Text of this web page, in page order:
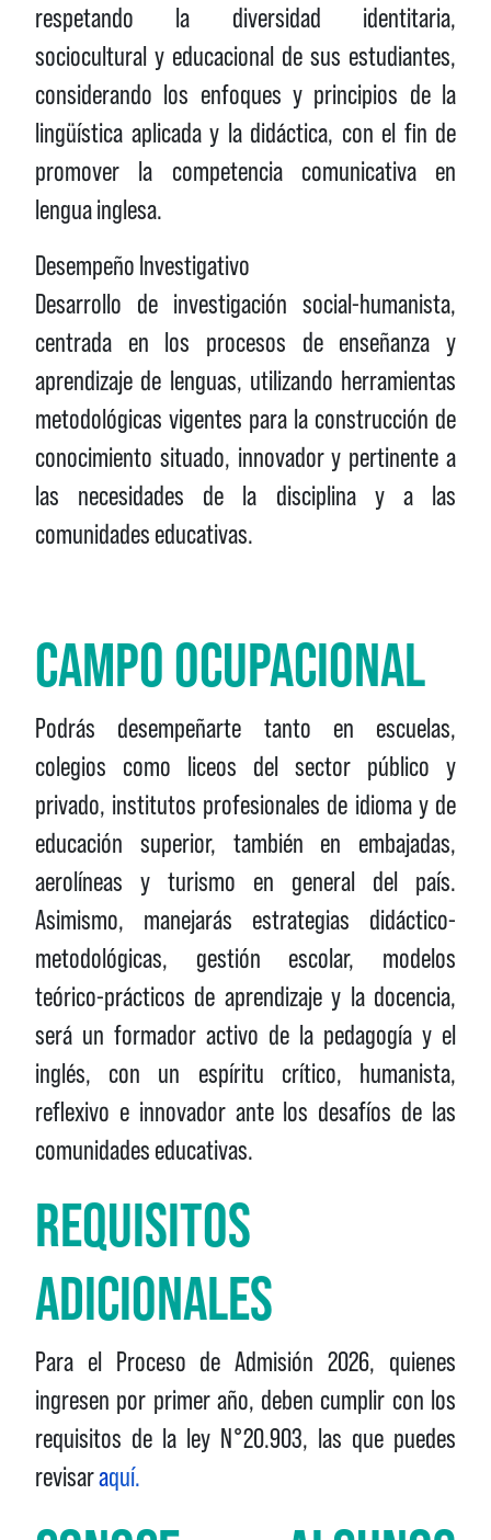
respetando la diversidad identitaria,
sociocultural y educacional de sus estudiantes,
considerando los enfoques y principios de la
lingüística aplicada y la didáctica, con el fin de
promover la competencia comunicativa en
lengua inglesa.
Desempeño Investigativo
Desarrollo de investigación social-humanista,
centrada en los procesos de enseñanza y
aprendizaje de lenguas, utilizando herramientas
metodológicas vigentes para la construcción de
conocimiento situado, innovador y pertinente a
las necesidades de la disciplina y a las
comunidades educativas.
CAMPO OCUPACIONAL
Podrás desempeñarte tanto en escuelas,
colegios como liceos del sector público y
privado, institutos profesionales de idioma y de
educación superior, también en embajadas,
aerolíneas y turismo en general del país.
Asimismo, manejarás estrategias didáctico-
metodológicas, gestión escolar, modelos
teórico-prácticos de aprendizaje y la docencia,
será un formador activo de la pedagogía y el
inglés, con un espíritu crítico, humanista,
reflexivo e innovador ante los desafíos de las
comunidades educativas.
REQUISITOS
ADICIONALES
Para el Proceso de Admisión 2026, quienes
ingresen por primer año, deben cumplir con los
requisitos de la ley N°20.903, las que puedes
revisaraquí.